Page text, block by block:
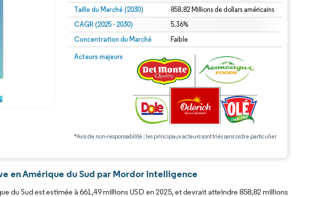
Taille du Marché (2030) 858.82 Millions de dollars américains
CAGR (2025 - 2030) 5.36%
Concentration du Marché Faible
Acteurs majeurs
*Avis de non-responsabilité : les principaux acteurs sont triés sans ordre particulier
en Amérique du Sud par Mordor Intelligence
du Sud est estimée à 661,49 millions USD en 2025, et devrait atteindre 858,82 millions